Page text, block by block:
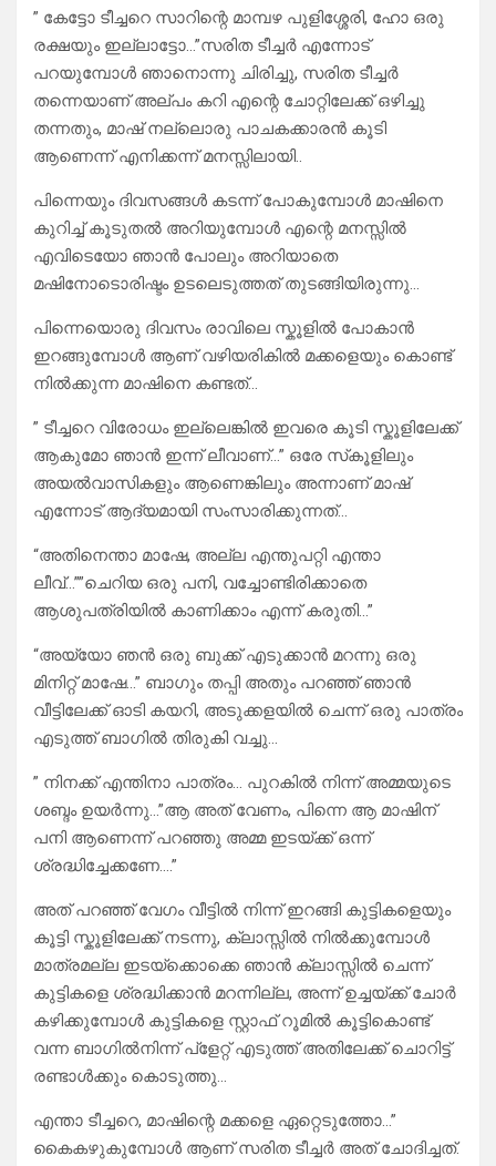
” കേട്ടോ ടീച്ചറെ സാറിന്റെ മാമ്പഴ പുളിശ്ശേരി, ഹോ ഒരു
രക്ഷയും ഇല്ലാട്ടോ…”സരിത ടീച്ചർ എന്നോട്
പറയുമ്പോൾ ഞാനൊന്നു ചിരിച്ചു, സരിത ടീച്ചർ
തന്നെയാണ് അല്പം കറി എന്റെ ചോറ്റിലേക്ക് ഒഴിച്ചു
തന്നതും, മാഷ് നല്ലൊരു പാചകക്കാരൻ കൂടി
ആണെന്ന് എനിക്കന്ന് മനസ്സിലായി..
പിന്നെയും ദിവസങ്ങൾ കടന്ന് പോകുമ്പോൾ മാഷിനെ
കുറിച്ച് കൂടുതൽ അറിയുമ്പോൾ എന്റെ മനസ്സിൽ
എവിടെയോ ഞാൻ പോലും അറിയാതെ
മഷിനോടൊരിഷ്ടം ഉടലെടുത്തത് തുടങ്ങിയിരുന്നു…
പിന്നെയൊരു ദിവസം രാവിലെ സ്കൂളിൽ പോകാൻ
ഇറങ്ങുമ്പോൾ ആണ് വഴിയരികിൽ മക്കളെയും കൊണ്ട്
നിൽക്കുന്ന മാഷിനെ കണ്ടത്…
” ടീച്ചറെ വിരോധം ഇല്ലെങ്കിൽ ഇവരെ കൂടി സ്കൂളിലേക്ക്
ആകുമോ ഞാൻ ഇന്ന് ലീവാണ്…” ഒരേ സ്‌കൂളിലും
അയൽവാസികളും ആണെങ്കിലും അന്നാണ് മാഷ്
എന്നോട് ആദ്യമായി സംസാരിക്കുന്നത്…
“അതിനെന്താ മാഷേ, അല്ല എന്തുപറ്റി എന്താ
ലീവ്…””ചെറിയ ഒരു പനി, വച്ചോണ്ടിരിക്കാതെ
ആശുപത്രിയിൽ കാണിക്കാം എന്ന് കരുതി…”
“അയ്യോ ഞൻ ഒരു ബുക്ക് എടുക്കാൻ മറന്നു ഒരു
മിനിറ്റ് മാഷേ…” ബാഗും തപ്പി അതും പറഞ്ഞ് ഞാൻ
വീട്ടിലേക്ക് ഓടി കയറി, അടുക്കളയിൽ ചെന്ന് ഒരു പാത്രം
എടുത്ത് ബാഗിൽ തിരുകി വച്ചു…
” നിനക്ക് എന്തിനാ പാത്രം… പുറകിൽ നിന്ന് അമ്മയുടെ
ശബ്ദം ഉയർന്നു…”ആ അത് വേണം, പിന്നെ ആ മാഷിന്
പനി ആണെന്ന് പറഞ്ഞു അമ്മ ഇടയ്ക്ക് ഒന്ന്
ശ്രദ്ധിച്ചേക്കണേ….”
അത് പറഞ്ഞ് വേഗം വീട്ടിൽ നിന്ന് ഇറങ്ങി കുട്ടികളെയും
കൂട്ടി സ്കൂളിലേക്ക് നടന്നു, ക്ലാസ്സിൽ നിൽക്കുമ്പോൾ
മാത്രമല്ല ഇടയ്ക്കൊക്കെ ഞാൻ ക്ലാസ്സിൽ ചെന്ന്
കുട്ടികളെ ശ്രദ്ധിക്കാൻ മറന്നില്ല, അന്ന് ഉച്ചയ്ക്ക് ചോർ
കഴിക്കുമ്പോൾ കുട്ടികളെ സ്റ്റാഫ് റൂമിൽ കൂട്ടികൊണ്ട്
വന്ന ബാഗിൽനിന്ന് പ്ളേറ്റ്‌ എടുത്ത് അതിലേക്ക് ചൊറിട്ട്
രണ്ടാൾക്കും കൊടുത്തു…
എന്താ ടീച്ചറെ, മാഷിന്റെ മക്കളെ ഏറ്റെടുത്തോ…”
കൈകഴുകുമ്പോൾ ആണ് സരിത ടീച്ചർ അത് ചോദിച്ചത്.